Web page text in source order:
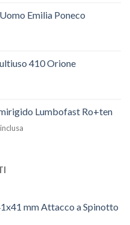
Emilia Poneco
410 Orione
Lumbofast Ro+ten
mm Attacco a Spinotto